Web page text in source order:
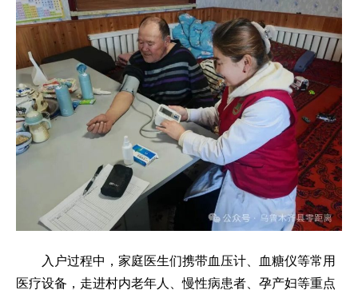
入户过程中，家庭医生们携带血压计、血糖仪等常用
医疗设备，走进村内老年人、慢性病患者、孕产妇等重点